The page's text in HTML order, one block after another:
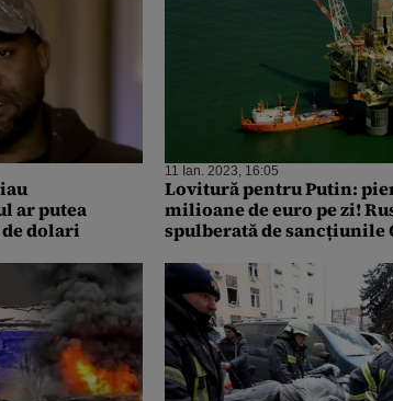
ar putea
dolari
11 Ian. 2023, 16:05
Lovitură pentru Putin:
milioane de euro pe zi!
spulberată de sancțiunile